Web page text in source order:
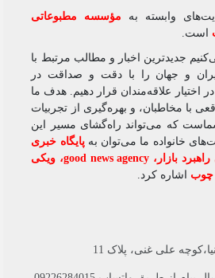
وابسته به
مؤسسه مطبوعاتی
جدیدترین اخبار و مطالب مرتبط با
و جهان را با دقت و صداقت در
علاقه‌مندان قرار دهیم. هدف ما
با مخاطبان، و بهره‌گیری از تجربیات
که می‌تواند راه‌گشای مسیر این
خانواده ما می‌توان بهپایگاه خبری
بازار ،good news agency،ویکی
اشاره کرد.
علی غنی، پلاک 11